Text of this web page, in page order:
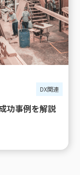
DX関連
功事例を解説